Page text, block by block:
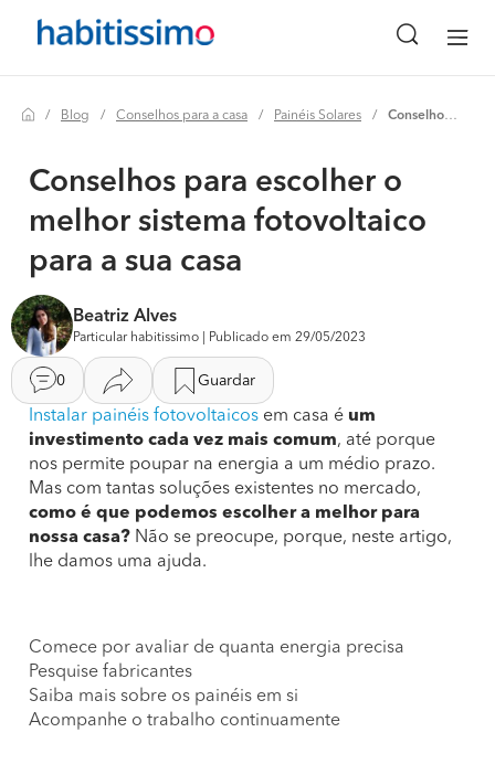
Blog Conselhos para a casa Painéis Solares Conselhos para escolher o melhor sistema fotovoltaico para a sua casa
Conselhos para escolher o
melhor sistema fotovoltaico
para a sua casa
Beatriz Alves
Particular habitissimo | Publicado em 29/05/2023
0 Guardar
Instalar painéis fotovoltaicos em casa é um
investimento cada vez mais comum, até porque
nos permite poupar na energia a um médio prazo.
Mas com tantas soluções existentes no mercado,
como é que podemos escolher a melhor para
nossa casa? Não se preocupe, porque, neste artigo,
lhe damos uma ajuda.
Comece por avaliar de quanta energia precisa
Pesquise fabricantes
Saiba mais sobre os painéis em si
Acompanhe o trabalho continuamente